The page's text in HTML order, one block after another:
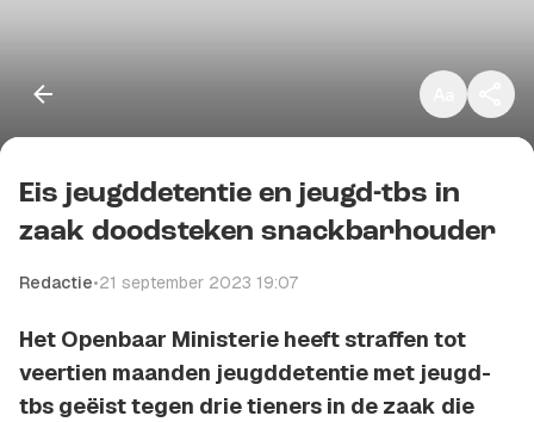
Kopieer link
Eis jeugddetentie en jeugd-tbs in
zaak doodsteken snackbarhouder
Redactie•21 september 2023 19:07
Het Openbaar Ministerie heeft straffen tot
veertien maanden jeugddetentie met jeugd-
tbs geëist tegen drie tieners in de zaak die